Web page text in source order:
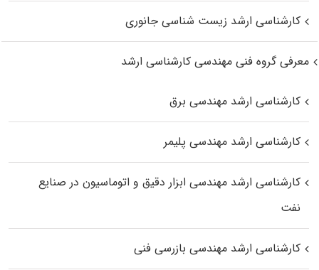
کارشناسی ارشد زیست‌ شناسی جانوری
معرفی گروه فنی مهندسی کارشناسی ارشد
کارشناسی ارشد مهندسی برق
کارشناسی ارشد مهندسی پلیمر
کارشناسی ارشد مهندسی ابزار دقیق و اتوماسیون در صنایع
نفت
کارشناسی ارشد مهندسی بازرسی فنی